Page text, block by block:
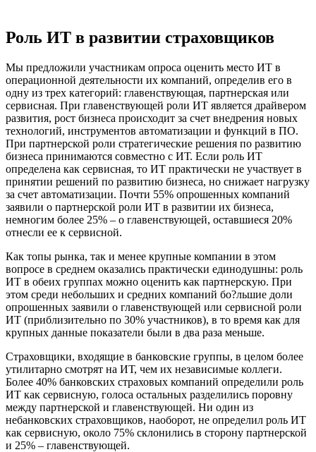
Роль ИТ в развитии страховщиков
Мы предложили участникам опроса оценить место ИТ в
операционной деятельности их компаний, определив его в
одну из трех категорий: главенствующая, партнерская или
сервисная. При главенствующей роли ИТ является драйвером
развития, рост бизнеса происходит за счет внедрения новых
технологий, инструментов автоматизации и функций в ПО.
При партнерской роли стратегические решения по развитию
бизнеса принимаются совместно с ИТ. Если роль ИТ
определена как сервисная, то ИТ практически не участвует в
принятии решений по развитию бизнеса, но снижает нагрузку
за счет автоматизации. Почти 55% опрошенных компаний
заявили о партнерской роли ИТ в развитии их бизнеса,
немногим более 25% – о главенствующей, оставшиеся 20%
отнесли ее к сервисной.
Как топы рынка, так и менее крупные компании в этом
вопросе в среднем оказались практически единодушны: роль
ИТ в обеих группах можно оценить как партнерскую. При
этом среди небольших и средних компаний бо?льшие доли
опрошенных заявили о главенствующей или сервисной роли
ИТ (приблизительно по 30% участников), в то время как для
крупных данные показатели были в два раза меньше.
Страховщики, входящие в банковские группы, в целом более
утилитарно смотрят на ИТ, чем их независимые коллеги.
Более 40% банковских страховых компаний определили роль
ИТ как сервисную, голоса остальных разделились поровну
между партнерской и главенствующей. Ни один из
небанковских страховщиков, наоборот, не определил роль ИТ
как сервисную, около 75% склонились в сторону партнерской
и 25% – главенствующей.